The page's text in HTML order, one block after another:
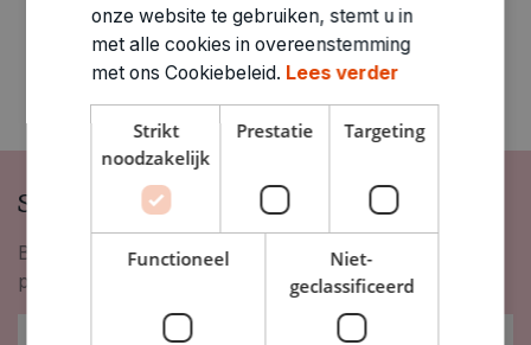
Schrijf je in op onze nieuwsbrief
Blijf op de hoogte van nieuwigheden, inspiratie,
promoties en meer!
onze website te gebruiken, stemt u in
met alle cookies in overeenstemming
met ons Cookiebeleid. Lees verder
Strikt
noodzakelijk
Prestatie Targeting
Functioneel
Niet-
geclassificeerd